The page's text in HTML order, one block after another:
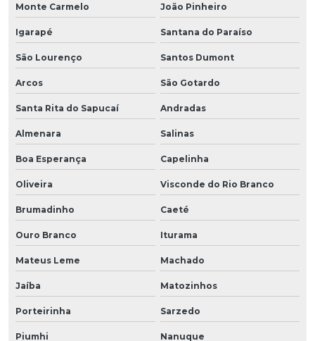
Monte Carmelo João Pinheiro
Igarapé Santana do Paraíso
São Lourenço Santos Dumont
Arcos São Gotardo
Santa Rita do Sapucaí Andradas
Almenara Salinas
Boa Esperança Capelinha
Oliveira Visconde do Rio Branco
Brumadinho Caeté
Ouro Branco Iturama
Mateus Leme Machado
Jaíba Matozinhos
Porteirinha Sarzedo
Piumhi Nanuque